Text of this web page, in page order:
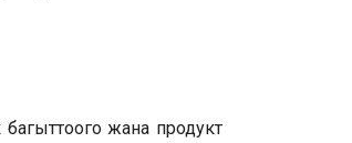
жана продукт